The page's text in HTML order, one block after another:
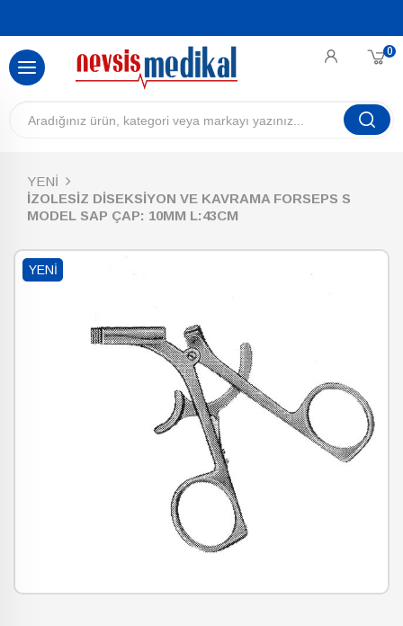
0
YENİ
İZOLESİZ DİSEKSİYON VE KAVRAMA FORSEPS S
MODEL SAP ÇAP: 10MM L:43CM
YENI